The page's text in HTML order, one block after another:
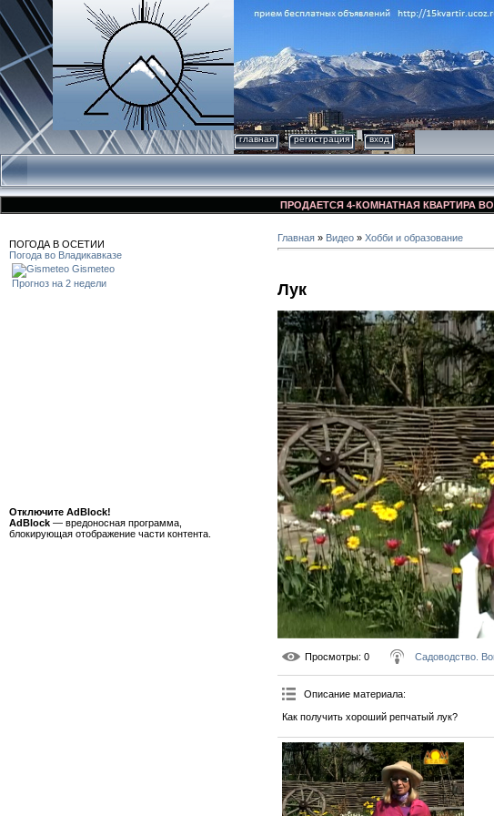
главная регистрация вход
ПРОДАЕТСЯ 4-КОМНАТНАЯ КВАРТИРА ВО
ПОГОДА В ОСЕТИИ
Погода во Владикавказе
Gismeteo
Прогноз на 2 недели
Отключите AdBlock!
AdBlock — вредоносная программа,
блокирующая отображение части контента.
Главная » Видео » Хобби и образование
Лук
Просмотры: 0 Садоводство.
Описание материала:
Как получить хороший репчатый лук?